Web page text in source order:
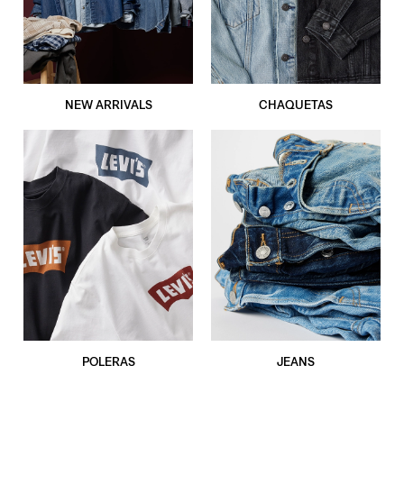
NEW ARRIVALS CHAQUETAS
POLERAS JEANS